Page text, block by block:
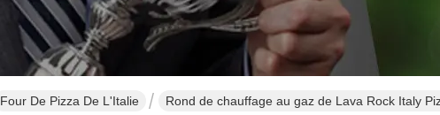
Four De Pizza De L'Italie Rond de chauffage au gaz de Lava Rock Italy